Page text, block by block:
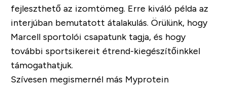
fejleszthető az izomtömeg. Erre kiváló példa az
interjúban bemutatott átalakulás. Örülünk, hogy
Marcell sportolói csapatunk tagja, és hogy
további sportsikereit étrend-kiegészítőinkkel
támogathatjuk.
Szívesen megismernél más Myprotein